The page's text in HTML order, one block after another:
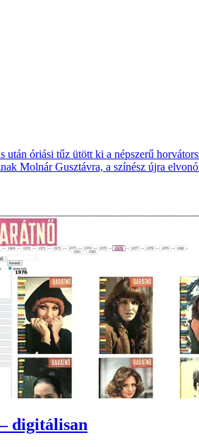
után óriási tűz ütött ki a népszerű
Molnár Gusztávra, a színész újra
digitálisan